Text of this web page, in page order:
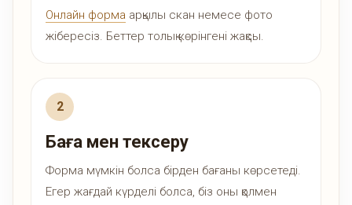
Онлайн форма арқылы скан немесе фото
жібересіз. Беттер толық көрінгені жақсы.
Баға мен тексеру
Форма мүмкін болса бірден бағаны көрсетеді.
Егер жағдай күрделі болса, біз оны қолмен